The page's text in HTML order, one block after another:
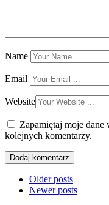
Name
Email
Website
Zapamiętaj moje dane
kolejnych komentarzy.
Older posts
Newer posts